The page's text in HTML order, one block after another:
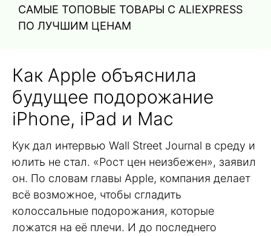
САМЫЕ ТОПОВЫЕ ТОВАРЫ С ALIEXPRESS
ПО ЛУЧШИМ ЦЕНАМ
Как Apple объяснила
будущее подорожание
iPhone, iPad и Mac
Кук дал интервью Wall Street Journal в среду и
юлить не стал. «Рост цен неизбежен», заявил
он. По словам главы Apple, компания делает
всё возможное, чтобы сгладить
колоссальные подорожания, которые
ложатся на её плечи. И до последнего